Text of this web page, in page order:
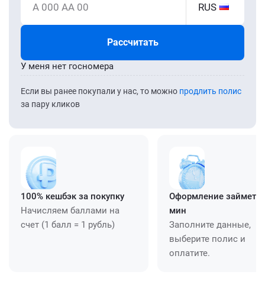
А 000 АА 00 RUS
Рассчитать
Если вы ранее покупали у нас, то можно продлить полис
за пару кликов
У меня нет госномера
100% кешбэк за покупку
Начисляем баллами на
счет (1 балл = 1 рубль)
Оформление займет
мин
Заполните данные,
выберите полис и
оплатите.